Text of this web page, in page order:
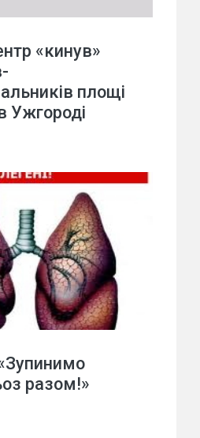
«кинув»
площі
Ужгороді
разом!»